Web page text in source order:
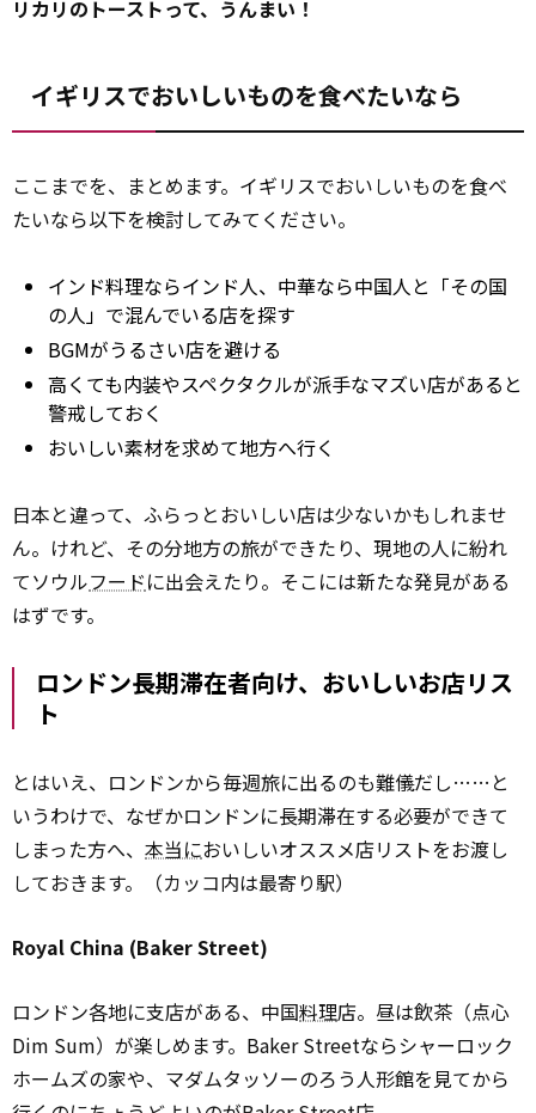
リカリのトーストって、うんまい！
イギリスでおいしいものを食べたいなら
ここまでを、まとめます。イギリスでおいしいものを食べ
たいなら以下を検討してみてください。
インド料理ならインド人、中華なら中国人と「その国
の人」で混んでいる店を探す
BGMがうるさい店を避ける
高くても内装やスペクタクルが派手なマズい店があると
警戒しておく
おいしい素材を求めて地方へ行く
日本と違って、ふらっとおいしい店は少ないかもしれませ
ん。けれど、その分地方の旅ができたり、現地の人に紛れ
てソウルフードに出会えたり。そこには新たな発見がある
はずです。
ロンドン長期滞在者向け、おいしいお店リス
ト
とはいえ、ロンドンから毎週旅に出るのも難儀だし……と
いうわけで、なぜかロンドンに長期滞在する必要ができて
しまった方へ、 本当においしいオススメ店リストをお渡し
しておきます。（カッコ内は最寄り駅）
Royal China (Baker Street)
ロンドン各地に支店がある、中国料理店。昼は飲茶（点心
Dim Sum）が楽しめます。Baker Streetならシャーロック
ホームズの家や、マダムタッソーのろう人形館を見てから